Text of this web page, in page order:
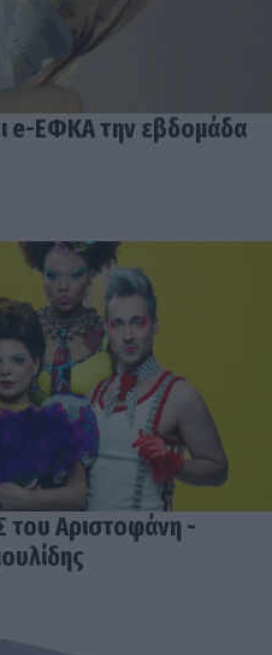
e-ΕΦΚΑ την εβδομάδα
του Αριστοφάνη -